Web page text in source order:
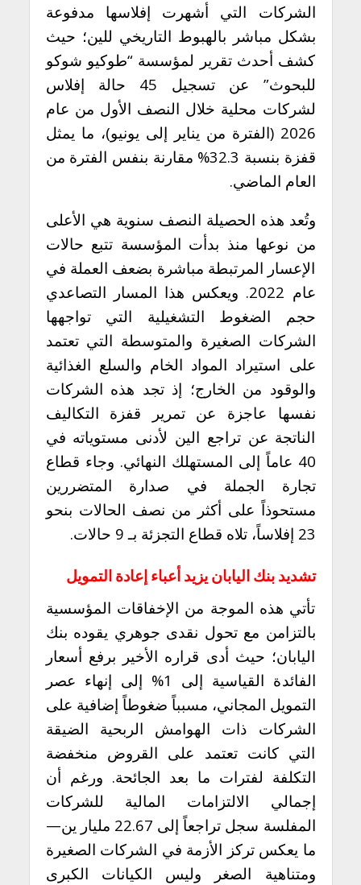
الشركات التي أشهرت إفلاسها مدفوعة
بشكل مباشر بالهبوط التاريخي للين؛ حيث
كشف أحدث تقرير لمؤسسة “طوكيو شوكو
للبحوث” عن تسجيل 45 حالة إفلاس
لشركات محلية خلال النصف الأول من عام
2026 (الفترة من يناير إلى يونيو)، ما يمثل
قفزة بنسبة 32.3% مقارنة بنفس الفترة من
العام الماضي.
وتُعد هذه الحصيلة النصف سنوية هي الأعلى
من نوعها منذ بدأت المؤسسة تتبع حالات
الإعسار المرتبطة مباشرة بضعف العملة في
عام 2022. ويعكس هذا المسار التصاعدي
حجم الضغوط التشغيلية التي تواجهها
الشركات الصغيرة والمتوسطة التي تعتمد
على استيراد المواد الخام والسلع الغذائية
والوقود من الخارج؛ إذ تجد هذه الشركات
نفسها عاجزة عن تمرير قفزة التكاليف
الناتجة عن تراجع الين لأدنى مستوياته في
40 عاماً إلى المستهلك النهائي. وجاء قطاع
تجارة الجملة في صدارة المتضررين
مستحوذاً على أكثر من نصف الحالات بنحو
23 إفلاساً، تلاه قطاع التجزئة بـ 9 حالات.
تشديد بنك اليابان يزيد أعباء إعادة التمويل
تأتي هذه الموجة من الإخفاقات المؤسسية
بالتزامن مع تحول نقدى جوهري يقوده بنك
اليابان؛ حيث أدى قراره الأخير برفع أسعار
الفائدة القياسية إلى 1% إلى إنهاء عصر
التمويل المجاني، مسبباً ضغوطاً إضافية على
الشركات ذات الهوامش الربحية الضيقة
التي كانت تعتمد على القروض منخفضة
التكلفة لفترات ما بعد الجائحة. ورغم أن
إجمالي الالتزامات المالية للشركات
المفلسة سجل تراجعاً إلى 22.67 مليار ين—
ما يعكس تركز الأزمة في الشركات الصغيرة
ومتناهية الصغر وليس الكيانات الكبرى